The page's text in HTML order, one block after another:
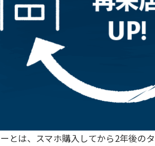
とは、スマホ購入してから2年後の